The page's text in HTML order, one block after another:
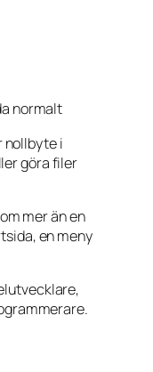
normalt
nollbyte i
göra filer
mer än en
en meny